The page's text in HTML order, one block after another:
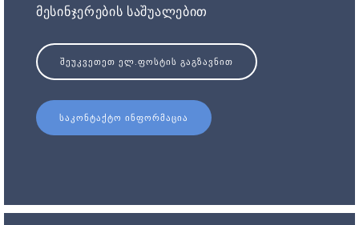
მესინჯერების საშუალებით
ᲨᲔᲣᲙᲕᲔᲗᲔᲗ ᲔᲚ.ᲤᲝᲡᲢᲘᲡ ᲒᲐᲒᲖᲐᲕᲜᲘᲗ
ᲡᲐᲙᲝᲜᲢᲐᲥᲢᲝ ᲘᲜᲤᲝᲠᲛᲐᲪᲘᲐ